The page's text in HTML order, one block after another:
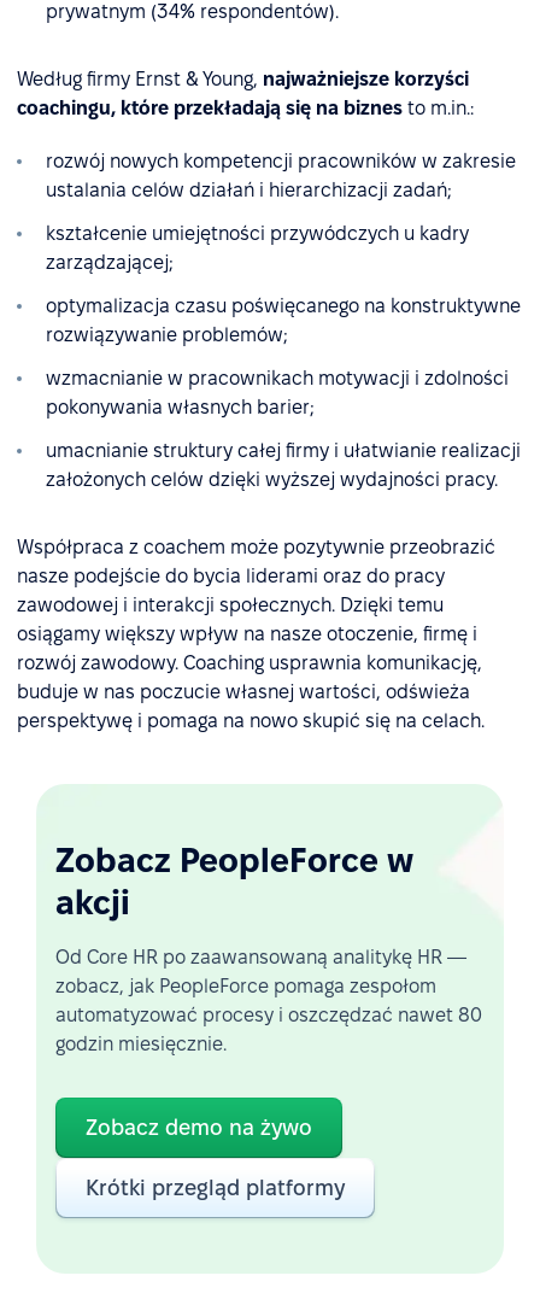
prywatnym (34% respondentów).
Według firmy Ernst & Young, najważniejsze korzyści
coachingu, które przekładają się na biznes to m.in.:
rozwój nowych kompetencji pracowników w zakresie
ustalania celów działań i hierarchizacji zadań;
kształcenie umiejętności przywódczych u kadry
zarządzającej;
optymalizacja czasu poświęcanego na konstruktywne
rozwiązywanie problemów;
wzmacnianie w pracownikach motywacji i zdolności
pokonywania własnych barier;
umacnianie struktury całej firmy i ułatwianie realizacji
założonych celów dzięki wyższej wydajności pracy.
Współpraca z coachem może pozytywnie przeobrazić
nasze podejście do bycia liderami oraz do pracy
zawodowej i interakcji społecznych. Dzięki temu
osiągamy większy wpływ na nasze otoczenie, firmę i
rozwój zawodowy. Coaching usprawnia komunikację,
buduje w nas poczucie własnej wartości, odświeża
perspektywę i pomaga na nowo skupić się na celach.
Zobacz PeopleForce w
akcji
Od Core HR po zaawansowaną analitykę HR —
zobacz, jak PeopleForce pomaga zespołom
automatyzować procesy i oszczędzać nawet 80
godzin miesięcznie.
Zobacz demo na żywo
Krótki przegląd platformy